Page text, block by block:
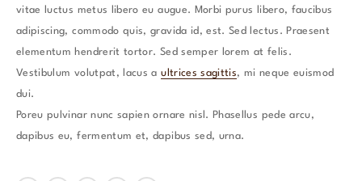
vitae luctus metus libero eu augue. Morbi purus libero, faucibus
adipiscing, commodo quis, gravida id, est. Sed lectus. Praesent
elementum hendrerit tortor. Sed semper lorem at felis.
Vestibulum volutpat, lacus aultrices sagittis, mi neque euismod
dui.
Poreu pulvinar nunc sapien ornare nisl. Phasellus pede arcu,
dapibus eu, fermentum et, dapibus sed, urna.